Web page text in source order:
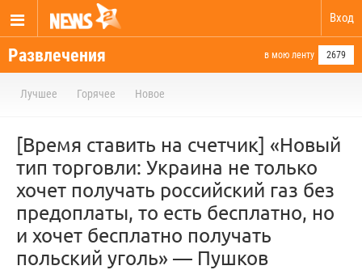
Вход
Развлечения в мою ленту 2679
Лучшее Горячее Новое
[Время ставить на счетчик] «Новый
тип торговли: Украина не только
хочет получать российский газ без
предоплаты, то есть бесплатно, но
и хочет бесплатно получать
польский уголь» — Пушков